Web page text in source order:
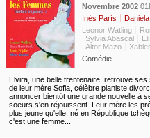
Novembre 2002
Inés París
Leonor Watling
Sylvia Abascal
Aitor Mazo
Comédie
Elvira, une belle trentenaire, retrouve
de leur mère Sofia, célèbre pianiste
annoncer bientôt une grande nouvelle à
soeurs s'en réjouissent. Leur mère les
plus jeune qu'elle, né en République
c'est une femme...